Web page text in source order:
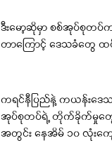
ဒီးမော့ဆိုမှာ စစ်အုပ်စုတပ်
တာကြောင့် ဒေသခံတွေ ထ
ကရင်နီပြည်နဲ့ ကယန်းဒေ
အုပ်စုတပ်ရဲ့ တိုက်ခိုက်မှုတွ
အတွင်း နေအိမ် ၁၀ လုံးကျေ